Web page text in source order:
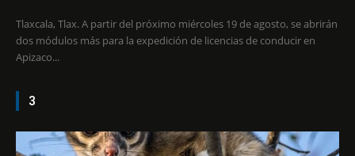
Tlaxcala, Tlax. A partir del próximo miércoles 19 de agosto, se abrirán
dos módulos más para la expedición de licencias de conducir en
Apizaco...
3